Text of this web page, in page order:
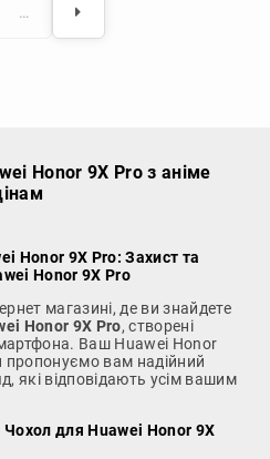
…
Honor 9X Pro з аніме
Honor 9X Pro: Захист та
Honor 9X Pro
магазині, де ви знайдете
Honor 9X Pro, створені
Ваш Huawei Honor
пропонуємо вам надійний
які відповідають усім вашим
Чохол для Huawei Honor 9X